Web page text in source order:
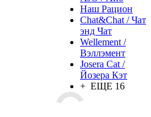
Наш Рацион
Chat&Chat / Чат
энд Чат
Wellement /
Вэллэмент
Josera Cat /
Йозера Кэт
+ ЕЩЕ 16